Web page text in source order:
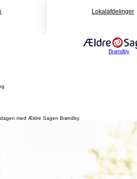
Lokalafdelinger
Brøndby
med Ældre Sagen Brøndby.